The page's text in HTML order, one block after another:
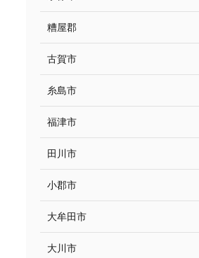
糟屋郡
古賀市
糸島市
福津市
田川市
小郡市
大牟田市
大川市